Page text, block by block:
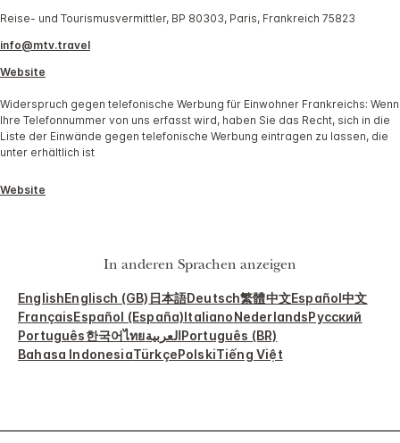
Reise- und Tourismusvermittler, BP 80303, Paris, Frankreich 75823
info@mtv.travel
Website
Widerspruch gegen telefonische Werbung für Einwohner Frankreichs: Wenn
Ihre Telefonnummer von uns erfasst wird, haben Sie das Recht, sich in die
Liste der Einwände gegen telefonische Werbung eintragen zu lassen, die
unter erhältlich ist
Website
In anderen Sprachen anzeigen
EnglishEnglisch (GB) 日本語Deutsch繁體中文Español中文
FrançaisEspañol (España)ItalianoNederlandsРусский
Português한국어ไทยالعربيةPortuguês (BR)
Bahasa IndonesiaTürkçePolskiTiếng Việt